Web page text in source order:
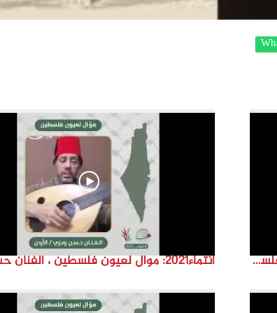
d
e
o
انتماء2021: موال لعيون فلسطين، الفنان اياد، فلسطين